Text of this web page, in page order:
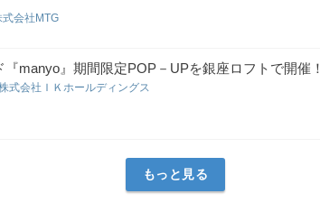
式会社MTG
manyo』期間限定POP－UPを銀座ロフトで開催！
式会社ＩＫホールディングス
もっと見る